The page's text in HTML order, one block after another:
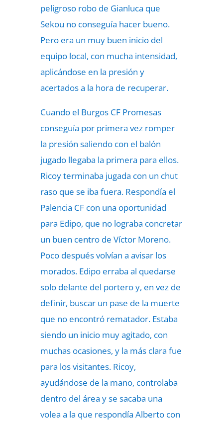
peligroso robo de Gianluca que
Sekou no conseguía hacer bueno.
Pero era un muy buen inicio del
equipo local, con mucha intensidad,
aplicándose en la presión y
acertados a la hora de recuperar.
Cuando el Burgos CF Promesas
conseguía por primera vez romper
la presión saliendo con el balón
jugado llegaba la primera para ellos.
Ricoy terminaba jugada con un chut
raso que se iba fuera. Respondía el
Palencia CF con una oportunidad
para Edipo, que no lograba concretar
un buen centro de Víctor Moreno.
Poco después volvían a avisar los
morados. Edipo erraba al quedarse
solo delante del portero y, en vez de
definir, buscar un pase de la muerte
que no encontró rematador. Estaba
siendo un inicio muy agitado, con
muchas ocasiones, y la más clara fue
para los visitantes. Ricoy,
ayudándose de la mano, controlaba
dentro del área y se sacaba una
volea a la que respondía Alberto con